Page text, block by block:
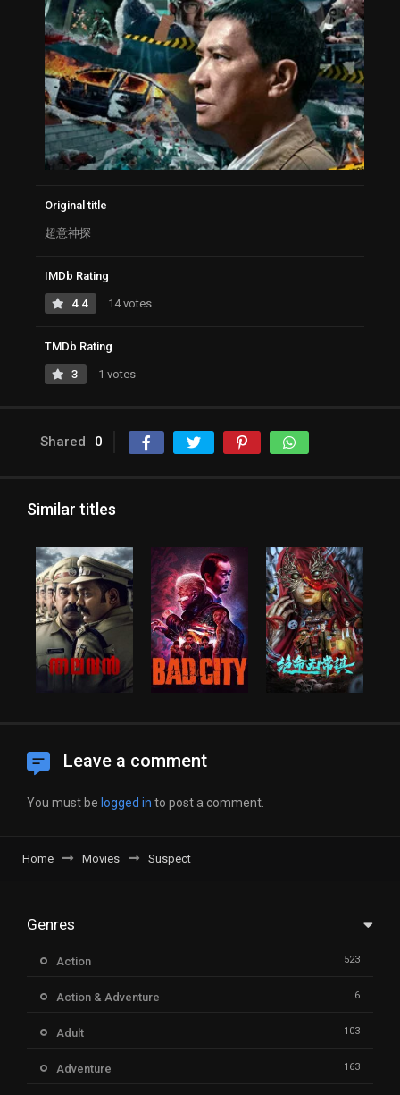
Original title
超意神探
IMDb Rating
4.4 14 votes
TMDb Rating
3 1 votes
Shared 0
Similar titles
Leave a comment
You must be logged in to post a comment.
Home Movies Suspect
Genres
Action 523
Action & Adventure 6
Adult 103
Adventure 163